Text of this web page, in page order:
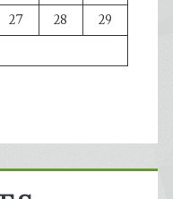
27 28
29